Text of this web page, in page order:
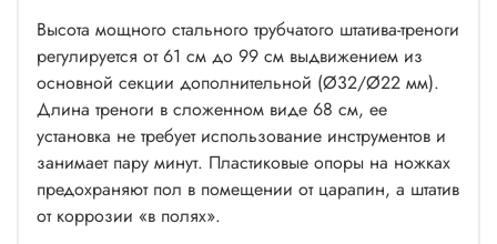
Высота мощного стального трубчатого штатива-треноги
регулируется от 61 см до 99 см выдвижением из
основной секции дополнительной (Ø32/Ø22 мм).
Длина треноги в сложенном виде 68 см, ее
установка не требует использование инструментов и
занимает пару минут. Пластиковые опоры на ножках
предохраняют пол в помещении от царапин, а штатив
от коррозии «в полях».